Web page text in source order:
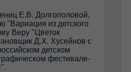
Е.В. Долгополовой,
"Вариация из детского
Веру "Цветок
Д.Х. Хусейнов с
детском
фестивале-